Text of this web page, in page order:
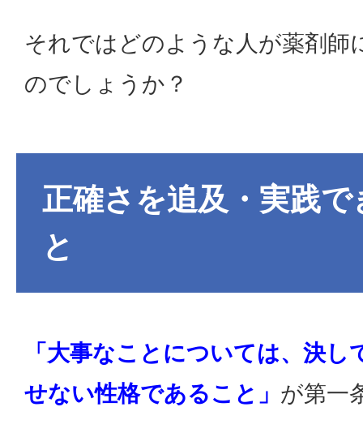
それではどのような人が薬剤師
のでしょうか？
正確さを追及・実践で
と
「大事なことについては、決し
せない性格であること」 が第一